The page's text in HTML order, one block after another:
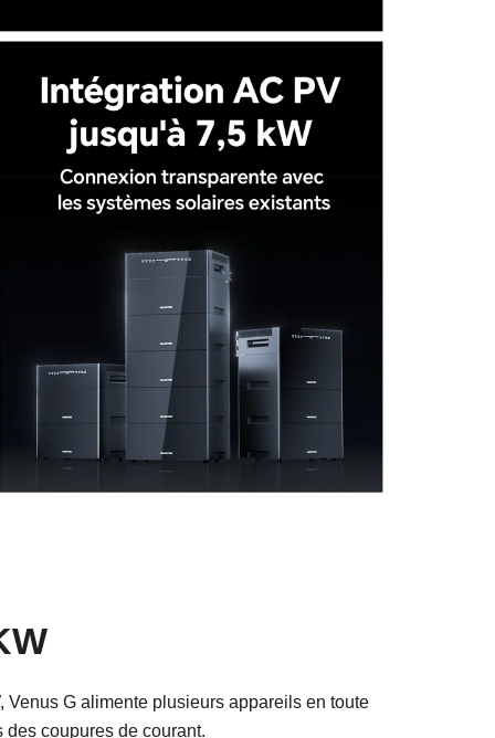
G alimente plusieurs appareils en toute
coupures de courant.